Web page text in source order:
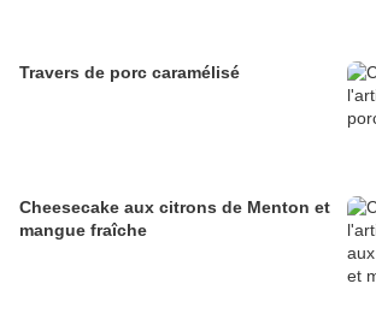
Travers de porc caramélisé
Cheesecake aux citrons de Menton et
mangue fraîche